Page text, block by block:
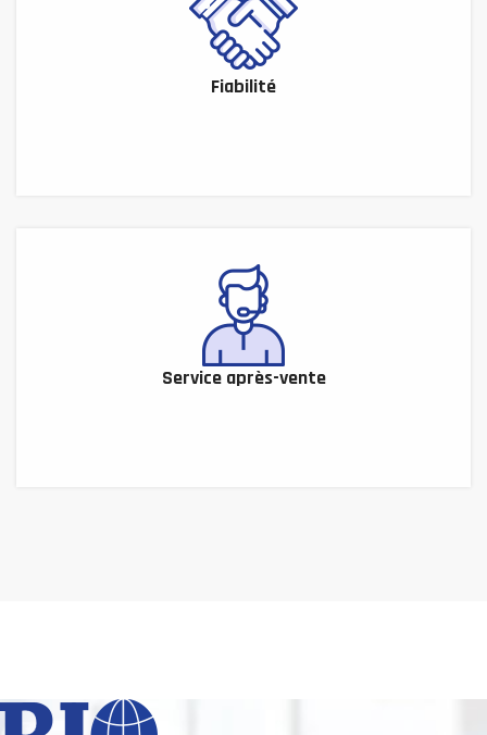
Fiabilité
Service après-vente